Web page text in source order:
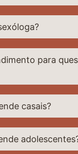
para
casais?